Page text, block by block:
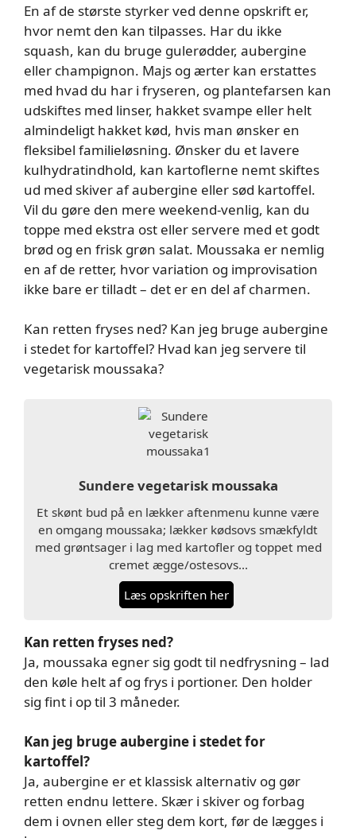
En af de største styrker ved denne opskrift er,
hvor nemt den kan tilpasses. Har du ikke
squash, kan du bruge gulerødder, aubergine
eller champignon. Majs og ærter kan erstattes
med hvad du har i fryseren, og plantefarsen kan
udskiftes med linser, hakket svampe eller helt
almindeligt hakket kød, hvis man ønsker en
fleksibel familieløsning. Ønsker du et lavere
kulhydratindhold, kan kartoflerne nemt skiftes
ud med skiver af aubergine eller sød kartoffel.
Vil du gøre den mere weekend-venlig, kan du
toppe med ekstra ost eller servere med et godt
brød og en frisk grøn salat. Moussaka er nemlig
en af de retter, hvor variation og improvisation
ikke bare er tilladt – det er en del af charmen.
Kan retten fryses ned? Kan jeg bruge aubergine
i stedet for kartoffel? Hvad kan jeg servere til
vegetarisk moussaka?
Sundere vegetarisk moussaka
Et skønt bud på en lækker aftenmenu kunne være
en omgang moussaka; lækker kødsovs smækfyldt
med grøntsager i lag med kartofler og toppet med
cremet ægge/ostesovs…
Læs opskriften her
Kan retten fryses ned?
Ja, moussaka egner sig godt til nedfrysning – lad
den køle helt af og frys i portioner. Den holder
sig fint i op til 3 måneder.
Kan jeg bruge aubergine i stedet for
kartoffel?
Ja, aubergine er et klassisk alternativ og gør
retten endnu lettere. Skær i skiver og forbag
dem i ovnen eller steg dem kort, før de lægges i